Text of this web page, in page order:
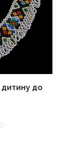
дитину до